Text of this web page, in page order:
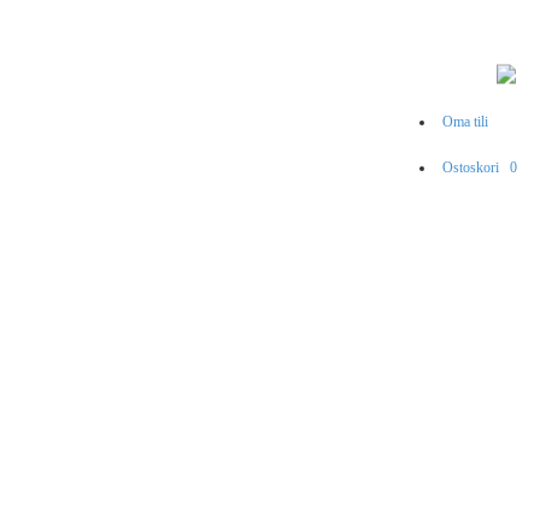
Oma tili
Ostoskori 0